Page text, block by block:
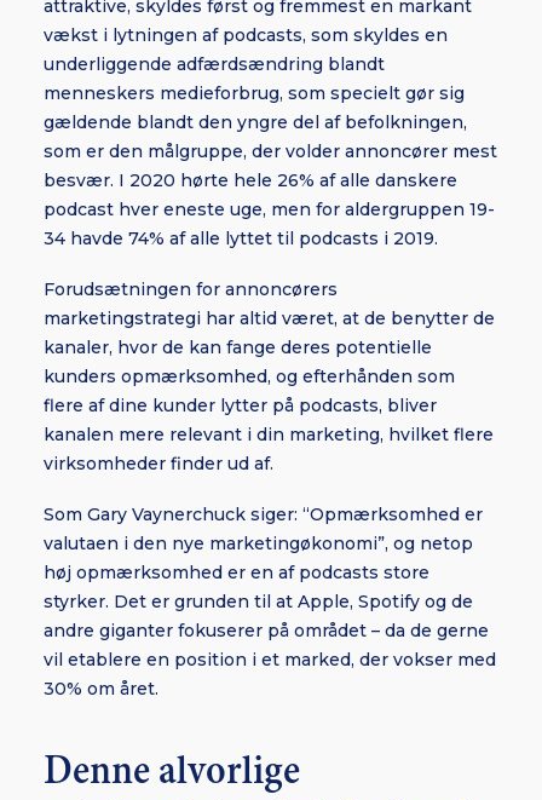
attraktive, skyldes først og fremmest en markant
vækst i lytningen af podcasts, som skyldes en
underliggende adfærdsændring blandt
menneskers medieforbrug, som specielt gør sig
gældende blandt den yngre del af befolkningen,
som er den målgruppe, der volder annoncører mest
besvær. I 2020 hørte hele 26% af alle danskere
podcast hver eneste uge, men for aldergruppen 19-
34 havde 74% af alle lyttet til podcasts i 2019.
Forudsætningen for annoncørers
marketingstrategi har altid været, at de benytter de
kanaler, hvor de kan fange deres potentielle
kunders opmærksomhed, og efterhånden som
flere af dine kunder lytter på podcasts, bliver
kanalen mere relevant i din marketing, hvilket flere
virksomheder finder ud af.
Som Gary Vaynerchuck siger: “Opmærksomhed er
valutaen i den nye marketingøkonomi”, og netop
høj opmærksomhed er en af podcasts store
styrker. Det er grunden til at Apple, Spotify og de
andre giganter fokuserer på området – da de gerne
vil etablere en position i et marked, der vokser med
30% om året.
Denne alvorlige